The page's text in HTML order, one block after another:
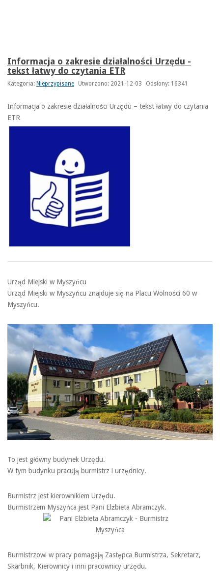
Informacja o zakresie działalności Urzędu -
tekst łatwy do czytania ETR
Kategoria: Nieprzypisane Utworzono: 2021-12-03 Odsłony: 16341
Informacja o zakresie działalności Urzędu – tekst łatwy do czytania
ETR
Urząd Miejski w Myszyńcu
Urząd Miejski w Myszyńcu znajduje się na Placu Wolności 60 w
Myszyńcu.
To jest główny budynek Urzędu.
W tym budynku pracują burmistrz i urzędnicy.
Burmistrz jest kierownikiem Urzędu.
Burmistrzem Myszyńca jest Pani Elżbieta Abramczyk.
Burmistrzowi w pracy pomagają Zastępca Burmistrza, Sekretarz,
Skarbnik, Kierownicy i inni pracownicy urzędu.